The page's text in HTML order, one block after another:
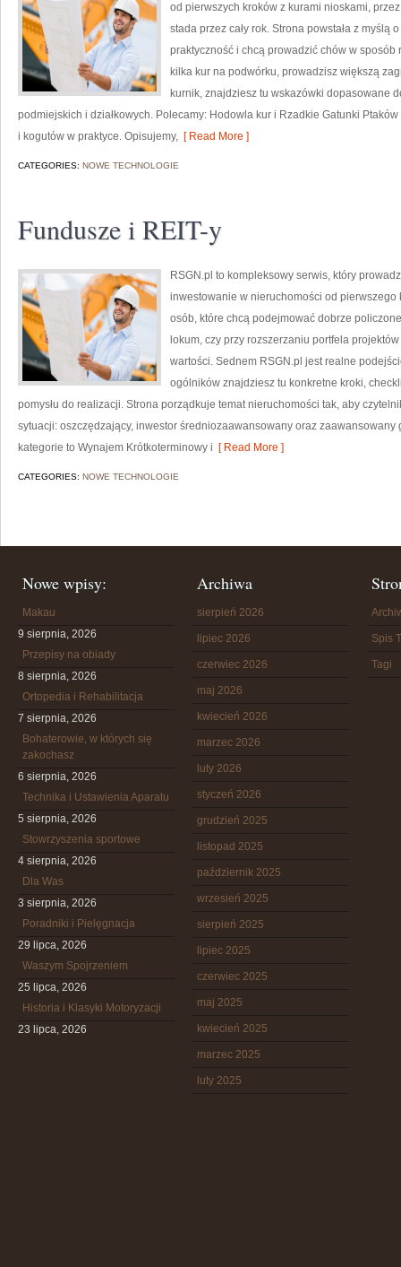
od pierwszych kroków z kurami nioskami,
stada przez cały rok. Strona powstała z myślą
praktyczność i chcą prowadzić chów w
kilka kur na podwórku, prowadzisz większą
kurnik, znajdziesz tu wskazówki dopasowane
podmiejskich i działkowych. Polecamy: Hodowla kur i Rzadkie Gatunki
i kogutów w praktyce. Opisujemy, [ Read More ]
CATEGORIES: NOWE TECHNOLOGIE
Fundusze i REIT-y
RSGN.pl to kompleksowy serwis, który
inwestowanie w nieruchomości od
osób, które chcą podejmować dobrze
lokum, czy przy rozszerzaniu portfela
wartości. Sednem RSGN.pl jest realne
ogólników znajdziesz tu konkretne kroki,
pomysłu do realizacji. Strona porządkuje temat nieruchomości tak, aby
sytuacji: oszczędzający, inwestor średniozaawansowany oraz
kategorie to Wynajem Krótkoterminowy i [ Read More ]
CATEGORIES: NOWE TECHNOLOGIE
Nowe wpisy:
Makau
9 sierpnia, 2026
Przepisy na obiady
8 sierpnia, 2026
Ortopedia i Rehabilitacja
7 sierpnia, 2026
Bohaterowie, w których się
zakochasz
6 sierpnia, 2026
Technika i Ustawienia Aparatu
5 sierpnia, 2026
Stowrzyszenia sportowe
4 sierpnia, 2026
Dla Was
3 sierpnia, 2026
Poradniki i Pielęgnacja
29 lipca, 2026
Waszym Spojrzeniem
25 lipca, 2026
Historia i Klasyki Motoryzacji
23 lipca, 2026
Archiwa
sierpień 2026
lipiec 2026
czerwiec 2026
maj 2026
kwiecień 2026
marzec 2026
luty 2026
styczeń 2026
grudzień 2025
listopad 2025
październik 2025
wrzesień 2025
sierpień 2025
lipiec 2025
czerwiec 2025
maj 2025
kwiecień 2025
marzec 2025
luty 2025
Spis
Tagi